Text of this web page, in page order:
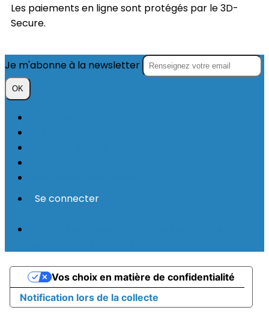
Les paiements en ligne sont protégés par le 3D-
Secure.
Je m'abonne à la newsletter
OK
Se connecter
Notification lors de la collecte
Vos choix en matière de confidentialité